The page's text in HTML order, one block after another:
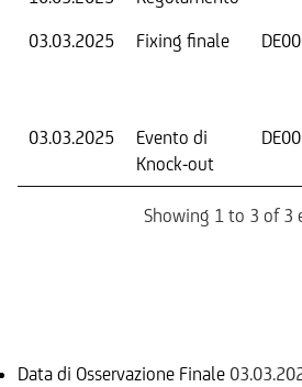
03.03.2025
Fixing finale
03.03.2025
Evento di
Knock-out
Showing 1 to 3 of 3
Data di Osservazione Finale